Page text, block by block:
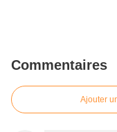
Commentaires
Ajouter